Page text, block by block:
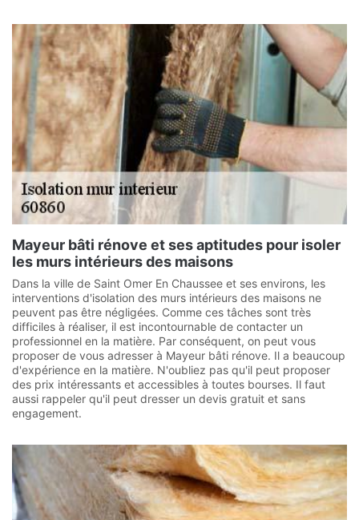
Mayeur bâti rénove et ses aptitudes pour isoler
les murs intérieurs des maisons
Dans la ville de Saint Omer En Chaussee et ses environs, les
interventions d'isolation des murs intérieurs des maisons ne
peuvent pas être négligées. Comme ces tâches sont très
difficiles à réaliser, il est incontournable de contacter un
professionnel en la matière. Par conséquent, on peut vous
proposer de vous adresser à Mayeur bâti rénove. Il a beaucoup
d'expérience en la matière. N'oubliez pas qu'il peut proposer
des prix intéressants et accessibles à toutes bourses. Il faut
aussi rappeler qu'il peut dresser un devis gratuit et sans
engagement.